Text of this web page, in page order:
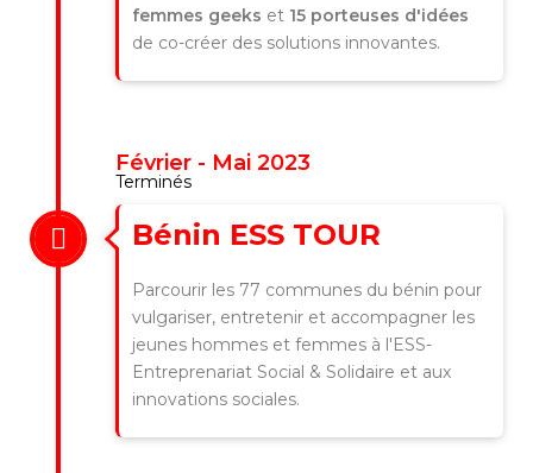
femmes geeks et 15 porteuses d'idées
de co-créer des solutions innovantes.
Février - Mai 2023
Terminés
Bénin ESS TOUR
Parcourir les 77 communes du bénin pour
vulgariser, entretenir et accompagner les
jeunes hommes et femmes à l'ESS-
Entreprenariat Social & Solidaire et aux
innovations sociales.